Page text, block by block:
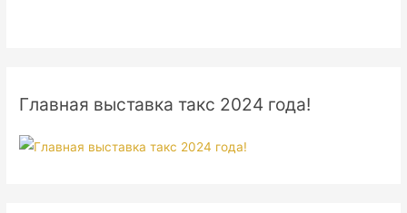
Главная выставка такс 2024 года!